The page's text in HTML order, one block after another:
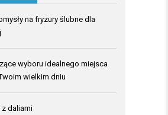
na fryzury ślubne dla
wyboru idealnego miejsca
wielkim dniu
z daliami